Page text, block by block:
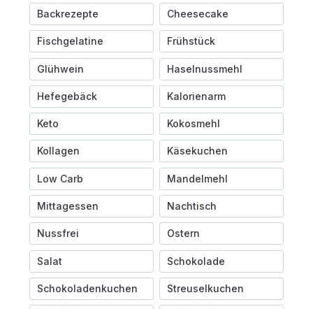
Backrezepte Cheesecake
Fischgelatine Frühstück
Glühwein Haselnussmehl
Hefegebäck Kalorienarm
Keto Kokosmehl
Kollagen Käsekuchen
Low Carb Mandelmehl
Mittagessen Nachtisch
Nussfrei Ostern
Salat Schokolade
Schokoladenkuchen Streuselkuchen